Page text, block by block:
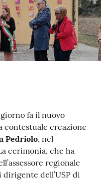
fa il nuovo
contestuale creazione
Pedriolo, nel
cerimonia, che ha
regionale
dell’USP di